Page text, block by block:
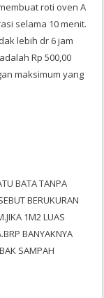
roti oven A
selama 10 menit.
lebih dr 6 jam
Rp 500,00
maksimum yang
BATA TANPA
BERUKURAN
1M2 LUAS
BANYAKNYA
SAMPAH